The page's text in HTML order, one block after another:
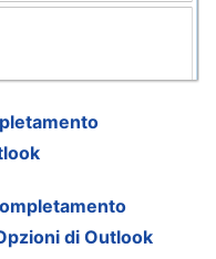
di Outlook